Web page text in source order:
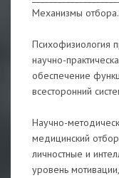
Механизмы отбора.
Психофизиология
научно-
обеспечение
всесторонний
Научно-
медицинский
личностные и
уровень